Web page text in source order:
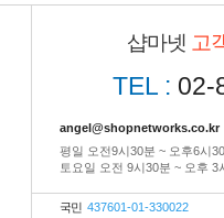
샵마넷 고
TEL : 02-
angel@shopnetworks.co.kr
평일 오전9시30분 ~ 오후6시
토요일 오전 9시30분 ~ 오후
국민 437601-01-330022